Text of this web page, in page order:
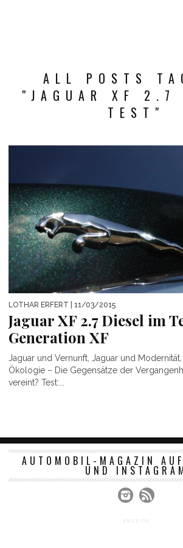
ALL POSTS
"JAGUAR XF 2.7
TEST"
LOTHAR ERFERT | 11/03/2015
Jaguar XF 2.7 Diesel im
Generation XF
Jaguar und Vernunft, Jaguar und
Ökologie – Die Gegensätze der
vereint? Test:...
AUTOMOBIL-MAGAZIN AUF
UND
ANZEIGE